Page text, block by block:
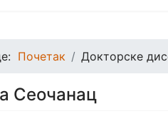
Почетак Докторске
Сеочанац